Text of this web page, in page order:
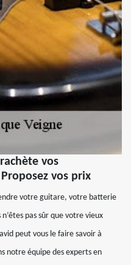
vos
vos prix
votre guitare, votre batterie
pas sûr que votre vieux
peut vous le faire savoir à
notre équipe des experts en